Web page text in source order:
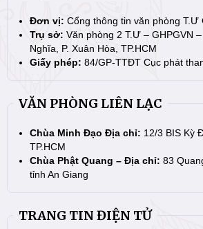
Đơn vị: Cổng thông tin văn phòng T.Ư
Trụ sở: Văn phòng 2 T.Ư – GHPGVN
Nghĩa, P. Xuân Hòa, TP.HCM
Giấy phép: 84/GP-TTĐT Cục phát
VĂN PHÒNG LIÊN LẠC
Chùa Minh Đạo Địa chỉ: 12/3 BIS Kỳ
TP.HCM
Chùa Phật Quang – Địa chỉ: 83
tỉnh An Giang
TRANG TIN ĐIỆN TỬ